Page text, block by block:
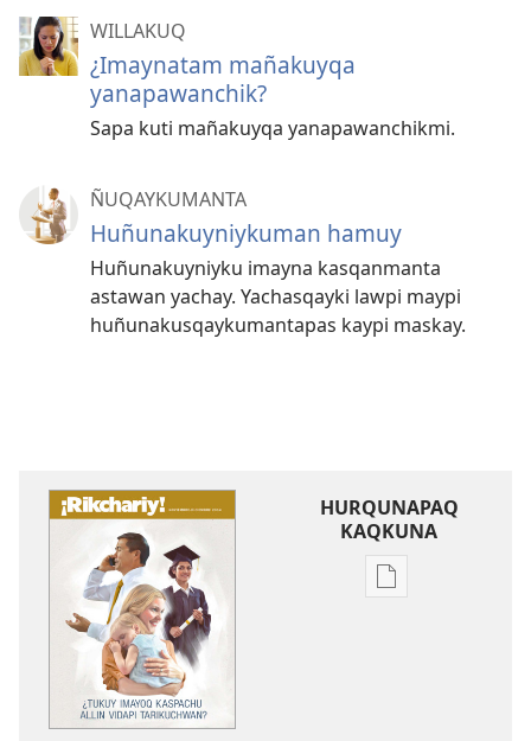
WILLAKUQ
¿Imaynatam mañakuyqa
yanapawanchik?
Sapa kuti mañakuyqa yanapawanchikmi.
ÑUQAYKUMANTA
Huñunakuyniykuman hamuy
Huñunakuyniyku imayna kasqanmanta
astawan yachay. Yachasqayki lawpi maypi
huñunakusqaykumantapas kaypi maskay.
HURQUNAPAQ
KAQKUNA
Qillqakunata